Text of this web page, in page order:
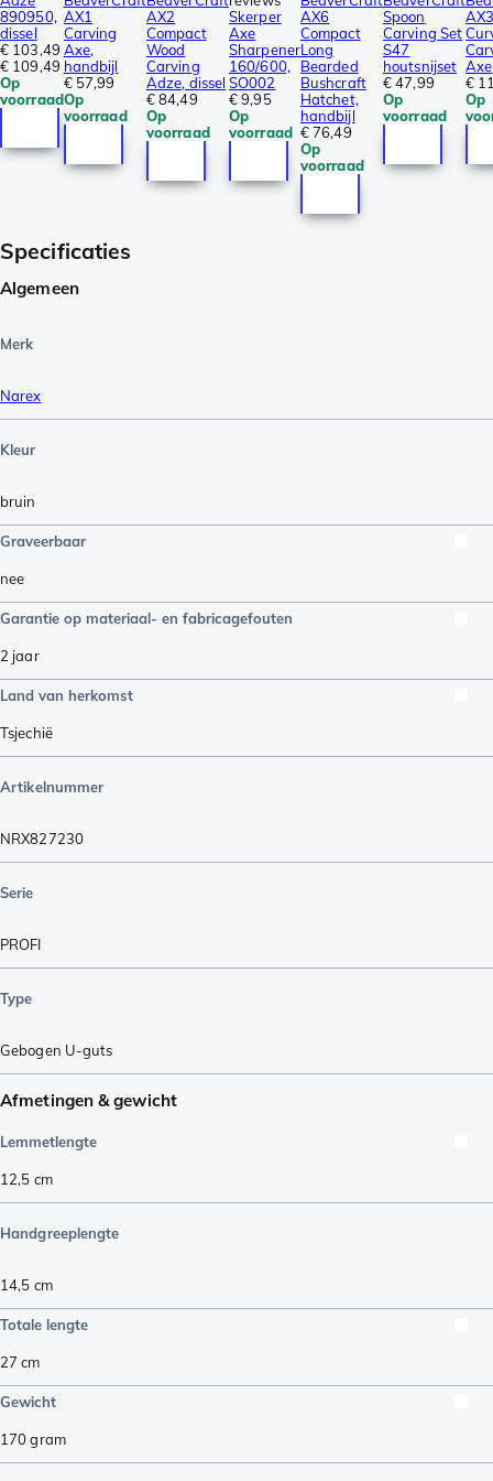
890950,
dissel
€ 103,49
€ 109,49
Op
voorraad
AX1
Carving
Axe,
handbijl
€ 57,99
Op
voorraad
AX2
Compact
Wood
Carving
Adze, dissel
€ 84,49
Op
voorraad
Skerper
Axe
Sharpener
160/600,
SO002
€ 9,95
Op
voorraad
AX6
Compact
Long
Bearded
Bushcraft
Hatchet,
handbijl
€ 76,49
Op
voorraad
Spoon
Carving Set
S47
houtsnijset
€ 47,99
Op
voorraad
Axe
€
Op
Specificaties
Algemeen
Merk
Narex
Kleur
bruin
Graveerbaar
nee
Garantie op materiaal- en fabricagefouten
2 jaar
Land van herkomst
Tsjechië
Artikelnummer
NRX827230
Serie
PROFI
Type
Gebogen U-guts
Afmetingen & gewicht
Lemmetlengte
12,5 cm
Handgreeplengte
14,5 cm
Totale lengte
27 cm
Gewicht
170gram